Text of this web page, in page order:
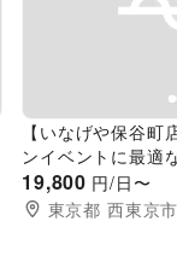
Previous
【いなげや保谷町
ンイベントに最適
の店内レジアウト
19,800 円/日〜
東京都 西東京市